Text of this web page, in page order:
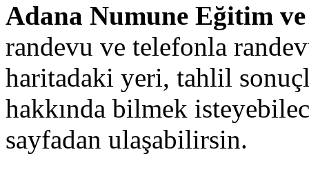
Adana Numune Eğitim
randevu ve telefonla
haritadaki yeri, tahlil
hakkında bilmek
sayfadan ulaşabilirsin.